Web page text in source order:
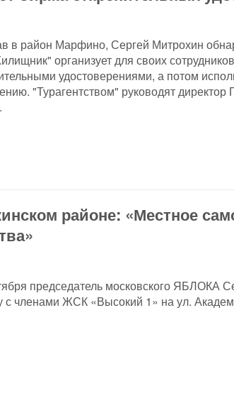
в район Марфино, Сергей Митрохин
организует для своих
удостоверениями, а потом
"Турагентством" руководят директор
районе: «Местное
председатель московского ЯБЛОКА
с членами ЖСК «Высокий 1» на ул.